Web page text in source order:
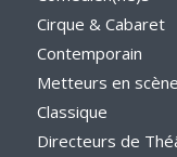
Cirque & Cabaret
Contemporain
Metteurs en scène
Classique
Directeurs de